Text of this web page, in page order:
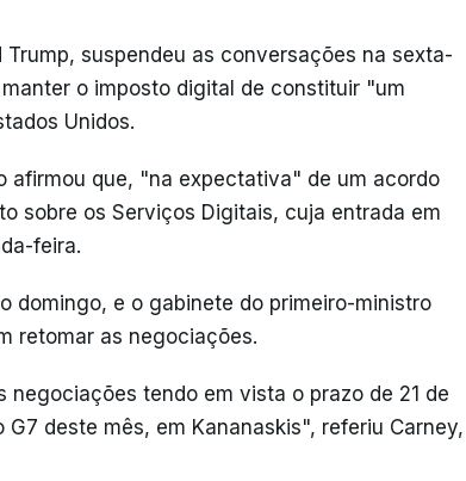
suspendeu as conversações na sexta-
o imposto digital de constituir "um
Unidos.
afirmou que, "na expectativa" de um acordo
sobre os Serviços Digitais, cuja entrada em
feira.
domingo, e o gabinete do primeiro-ministro
retomar as negociações.
negociações tendo em vista o prazo de 21 de
deste mês, em Kananaskis", referiu Carney,